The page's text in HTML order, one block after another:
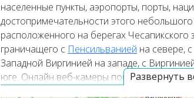
Развернуть
населенные пункты, аэропорты, порты,
достопримечательности этого
расположенного на берегах Чесапикского
граничащего с Пенсильванией на севере,
Западной Виргинией на западе, с
юге. Онлайн веб-камеры покажут